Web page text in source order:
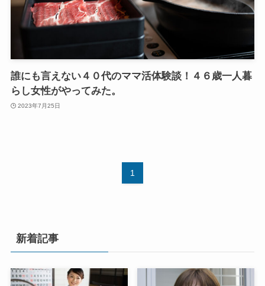
誰にも言えない４０代のママ活体験談！４６歳一人暮
らし女性がやってみた。
2023年7月25日
1
新着記事